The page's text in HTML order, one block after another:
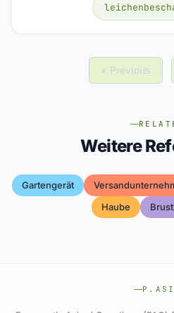
« Previous
Weitere
Gartengerät
Haube